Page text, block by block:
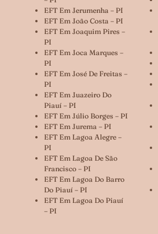
EFT Em Jerumenha – PI
EFT Em João Costa – PI
EFT Em Joaquim Pires –
PI
EFT Em Joca Marques –
PI
EFT Em José De Freitas –
PI
EFT Em Juazeiro Do
Piauí – PI
EFT Em Júlio Borges – PI
EFT Em Jurema – PI
EFT Em Lagoa Alegre –
PI
EFT Em Lagoa De São
Francisco – PI
EFT Em Lagoa Do Barro
Do Piauí – PI
EFT Em Lagoa Do Piauí
– PI